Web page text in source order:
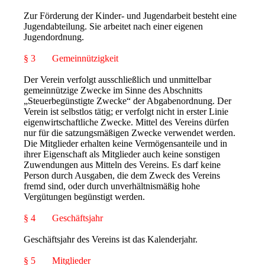
Zur Förderung der Kinder- und Jugendarbeit besteht eine
Jugendabteilung. Sie arbeitet nach einer eigenen
Jugendordnung.
§ 3 Gemeinnützigkeit
Der Verein verfolgt ausschließlich und unmittelbar
gemeinnützige Zwecke im Sinne des Abschnitts
„Steuerbegünstigte Zwecke“ der Abgabenordnung. Der
Verein ist selbstlos tätig; er verfolgt nicht in erster Linie
eigenwirtschaftliche Zwecke. Mittel des Vereins dürfen
nur für die satzungsmäßigen Zwecke verwendet werden.
Die Mitglieder erhalten keine Vermögensanteile und in
ihrer Eigenschaft als Mitglieder auch keine sonstigen
Zuwendungen aus Mitteln des Vereins. Es darf keine
Person durch Ausgaben, die dem Zweck des Vereins
fremd sind, oder durch unverhältnismäßig hohe
Vergütungen begünstigt werden.
§ 4 Geschäftsjahr
Geschäftsjahr des Vereins ist das Kalenderjahr.
§ 5 Mitglieder